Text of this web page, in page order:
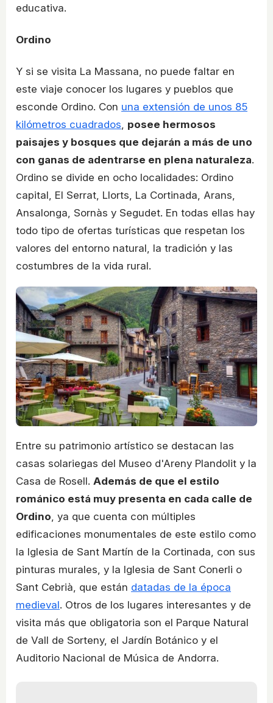
educativa.
Ordino
Y si se visita La Massana, no puede faltar en
este viaje conocer los lugares y pueblos que
esconde Ordino. Con una extensión de unos 85
kilómetros cuadrados posee hermosos
paisajes y bosques que dejarán a más de uno
con ganas de adentrarse en plena naturaleza.
Ordino se divide en ocho localidades: Ordino
capital, El Serrat, Llorts, La Cortinada, Arans,
Ansalonga, Sornàs y Segudet. En todas ellas hay
todo tipo de ofertas turísticas que respetan los
valores del entorno natural, la tradición y las
costumbres de la vida rural.
Entre su patrimonio artístico se destacan las
casas solariegas del Museo d'Areny Plandolit y la
Casa de Rosell. Además de que el estilo
románico está muy presenta en cada calle de
Ordino , ya que cuenta con múltiples
edificaciones monumentales de este estilo como
la Iglesia de Sant Martín de la Cortinada, con sus
pinturas murales, y la Iglesia de Sant Conerli o
Sant Cebrià, que están datadas de la época
medieval. Otros de los lugares interesantes y de
visita más que obligatoria son el Parque Natural
de Vall de Sorteny, el Jardín Botánico y el
Auditorio Nacional de Música de Andorra.